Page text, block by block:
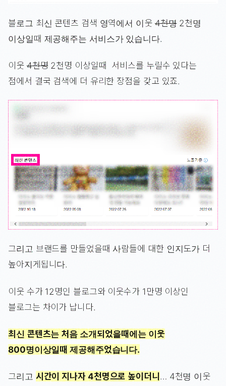
블로그 최신 콘텐츠 검색 영역에서 이웃4천명2천명
이상일때 제공해주는 서비스가 있습니다.
이웃4천명2천명 이상일때 서비스를 누릴수 있다는
점에서 결국 검색에 더 유리한 장점을 갖고 있죠.
그리고 브랜드를 만들었을때 사람들에 대한 인지도가 더
높아지게됩니다.
이웃 수가 12명인 블로그와 이웃수가 1만명 이상인
블로그는 차이가 납니다.
최신 콘텐츠는 처음 소개되었을때에는 이웃
800명이상일때 제공해주었습니다.
그리고 시간이 지나자 4천명으로 높이더니… 4천명 이웃